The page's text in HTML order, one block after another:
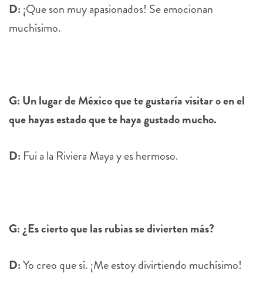
D: ¡Que son muy apasionados! Se emocionan
muchísimo.
G: Un lugar de México que te gustaría visitar o en el
que hayas estado que te haya gustado mucho.
D: Fui a la Riviera Maya y es hermoso.
G: ¿Es cierto que las rubias se divierten más?
D:Yo creo que sí. ¡Me estoy divirtiendo muchísimo!